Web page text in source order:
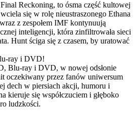
Reckoning, to ósma część kultowej
się w rolę nieustraszonego Ethana
z zespołem IMF kontynuują
inteligencji, która zinfiltrowała sieci
Hunt ściga się z czasem, by uratować
ray i DVD!
Blu-ray i DVD, w nowej odsłonie
oczekiwany przez fanów uniwersum
dech w piersiach akcji, humoru i
kieruje się współczuciem i głęboko
ludzkości.